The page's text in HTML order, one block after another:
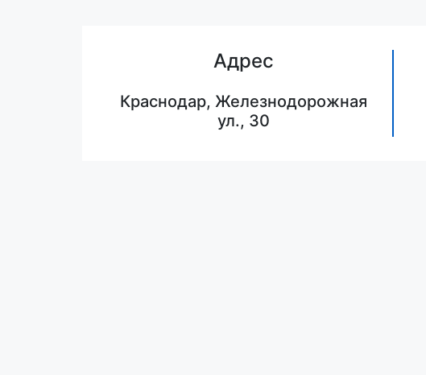
Адрес
Краснодар, Железнодорожная
ул., 30